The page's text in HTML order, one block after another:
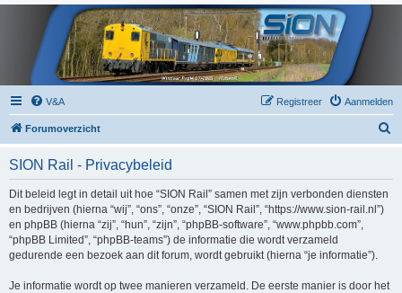
V&A Aanmelden
Registreer
Forumoverzicht
SION Rail - Privacybeleid
Dit beleid legt in detail uit hoe “SION Rail” samen met zijn verbonden diensten
en bedrijven (hierna “wij”, “ons”, “onze”, “SION Rail”, “https://www.sion-rail.nl”)
en phpBB (hierna “zij”, “hun”, “zijn”, “phpBB-software”, “www.phpbb.com”,
“phpBB Limited”, “phpBB-teams”) de informatie die wordt verzameld
gedurende een bezoek aan dit forum, wordt gebruikt (hierna “je informatie”).
Je informatie wordt op twee manieren verzameld. De eerste manier is door het